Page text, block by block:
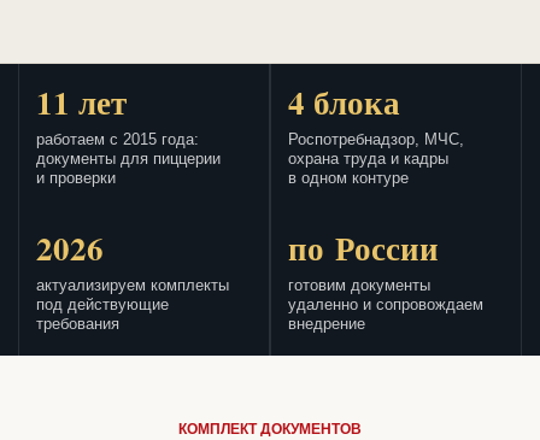
11 лет
работаем с 2015 года:
документы для пиццерии
и проверки
4 блока
Роспотребнадзор, МЧС,
охрана труда и кадры
в одном контуре
2026
актуализируем комплекты
под действующие
требования
по России
готовим документы
удаленно и сопровождаем
внедрение
КОМПЛЕКТ ДОКУМЕНТОВ